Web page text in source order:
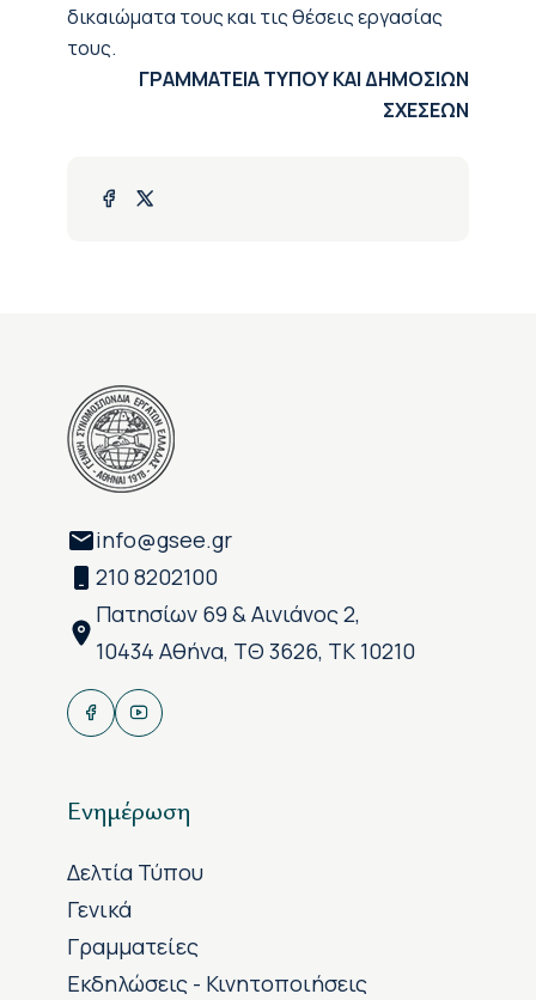
δικαιώματα τους και τις θέσεις εργασίας
τους.
ΓΡΑΜΜΑΤΕΙΑ ΤΥΠΟΥ ΚΑΙ ΔΗΜΟΣΙΩΝ
ΣΧΕΣΕΩΝ
info@gsee.gr
210 8202100
Πατησίων 69 & Αινιάνος 2,
10434 Αθήνα, ΤΘ 3626, ΤΚ 10210
Ενημέρωση
Δελτία Τύπου
Γενικά
Γραμματείες
Εκδηλώσεις - Κινητοποιήσεις